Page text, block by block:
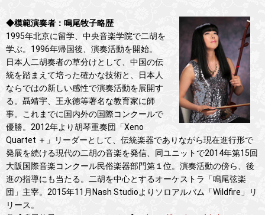
◆模範演奏者：鳴尾牧子略歴
1995年北京に留学、中央音楽学院で二胡を
学ぶ。1996年帰国後、演奏活動を開始。
日本人二胡奏者の草分けとして、中国の伝
統を踏まえて培った確かな技術と、日本人
ならではの新しい感性で演奏活動を展開す
る。聶靖宇、王永徳等著名な教育家に師
事。これまでに国内外の国際コンクールで
優勝。2012年より胡琴重奏団「Xeno
Quartet ＋」リーダーとして、伝統楽器でありながら現在進行形で
発展を続ける現代の二胡の音楽を発信、同ユニットで2014年第15回
大阪国際音楽コンクール民俗楽器部門第１位。演奏活動の傍ら、後
進の指導にも当たる。二胡を中心とするオーケストラ「鳴尾弦楽
団」主宰。2015年11月Nash Studioよりソロアルバム「Wildfire」リ
リース。